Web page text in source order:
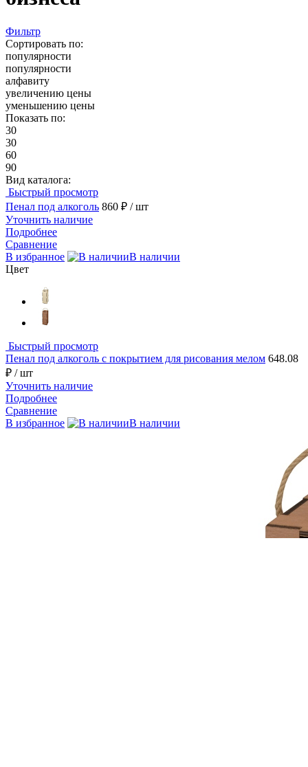
Фильтр
Сортировать по:
популярности
популярности
алфавиту
увеличению цены
уменьшению цены
Показать по:
30
30
60
90
Вид каталога:
Быстрый просмотр
Пенал под алкоголь 860 ₽ / шт
Уточнить наличие
Подробнее
Сравнение
В избранное
В наличии
Цвет
Быстрый просмотр
Пенал под алкоголь с покрытием для рисования мелом 648.08
₽ / шт
Уточнить наличие
Подробнее
Сравнение
В избранное
В наличии